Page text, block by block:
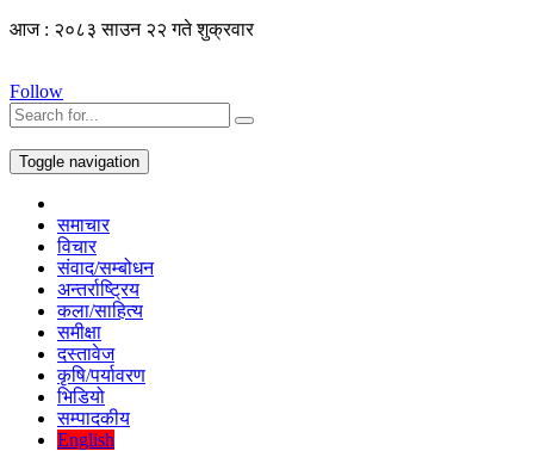
आज : २०८३ साउन २२ गते शुक्रवार
Follow
Toggle navigation
समाचार
विचार
संवाद/सम्बोधन
अन्तर्राष्ट्रिय
कला/साहित्य
समीक्षा
दस्तावेज
कृषि/पर्यावरण
भिडियो
सम्पादकीय
English